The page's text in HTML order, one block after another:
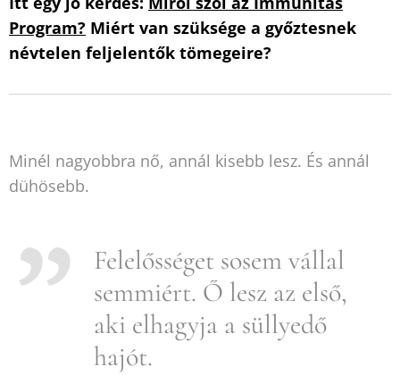
Program? Miért van szüksége a győztesnek
névtelen feljelentők tömegeire?
Minél nagyobbra nő, annál kisebb lesz. És annál
dühösebb.
Felelősséget sosem vállal
semmiért. Ő lesz az első,
aki elhagyja a süllyedő
hajót.